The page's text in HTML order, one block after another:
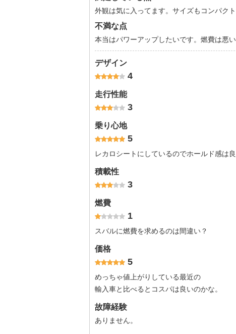
外観は気に入ってます。サイズもコンパク
不満な点
本当はパワーアップしたいです。燃費は悪い
デザイン
4
走行性能
3
乗り心地
5
レカロシートにしているのでホールド感は
積載性
3
燃費
1
スバルに燃費を求めるのは間違い？
価格
5
めっちゃ値上がりしている最近の
輸入車と比べるとコスパは良いのかな。
故障経験
ありません。